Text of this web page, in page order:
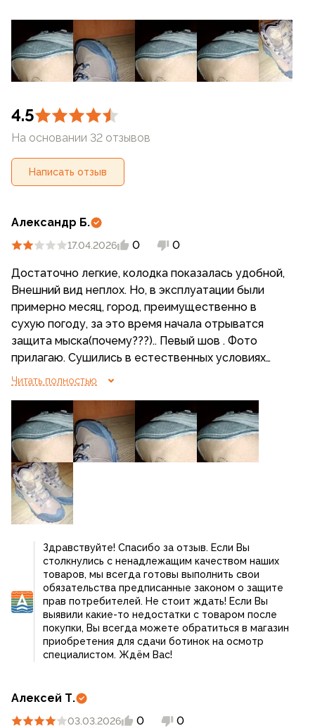
4.5
На основании 32 отзывов
Написать отзыв
Александр Б.
17.04.2026 0 0
Достаточно легкие, колодка показалась удобной,
Внешний вид неплох. Но, в эксплуатации были
примерно месяц, город, преимущественно в
сухую погоду, за это время начала отрыватся
защита мыска(почему???).. Певый шов . Фото
прилагаю. Сушились в естественных условиях
какому-то нестандартному и нештатному
Прошли меньше сотни км. преимущественно по
тротуарам . Проблемы с качеством вызывают
вопрос к производителю. Рекомендовать данню
обувь не стану.
Читать полностью
Здравствуйте! Спасибо за отзыв. Если Вы
столкнулись с ненадлежащим качеством наших
товаров, мы всегда готовы выполнить свои
обязательства предписанные законом о защите
прав потребителей. Не стоит ждать! Если Вы
выявили какие-то недостатки с товаром после
покупки, Вы всегда можете обратиться в магазин
приобретения для сдачи ботинок на осмотр
специалистом. Ждём Вас!
Алексей Т.
03.03.2026 0 0